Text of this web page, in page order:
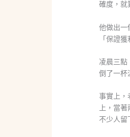
確度，就
他做出一
「保證
凌晨三點
倒了一杯
事實上，
上，當
不少人留